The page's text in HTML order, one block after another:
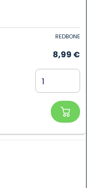
REDBONE
8,99 €